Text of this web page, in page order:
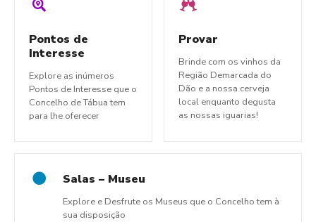
Pontos de
Interesse
Explore as inúmeros
Pontos de Interesse que o
Concelho de Tábua tem
para lhe oferecer
Provar
Brinde com os vinhos da
Região Demarcada do
Dão e a nossa cerveja
local enquanto degusta
as nossas iguarias!
Salas – Museu
Explore e Desfrute os Museus que o Concelho tem à
sua disposição